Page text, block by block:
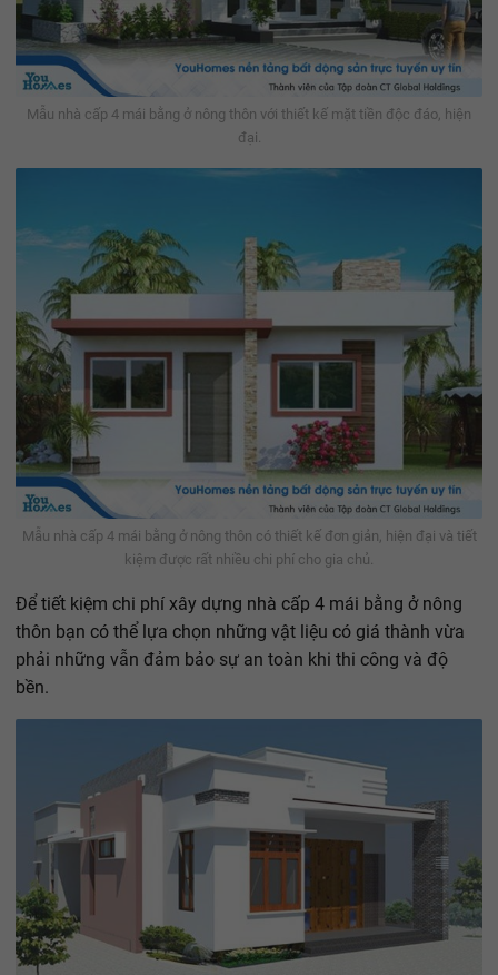
Mẫu nhà cấp 4 mái bằng ở nông thôn với thiết kế mặt tiền độc đáo, hiện
đại.
Mẫu nhà cấp 4 mái bằng ở nông thôn có thiết kế đơn giản, hiện đại và tiết
kiệm được rất nhiều chi phí cho gia chủ.
Để tiết kiệm chi phí xây dựng nhà cấp 4 mái bằng ở nông
thôn bạn có thể lựa chọn những vật liệu có giá thành vừa
phải những vẫn đảm bảo sự an toàn khi thi công và độ
bền.